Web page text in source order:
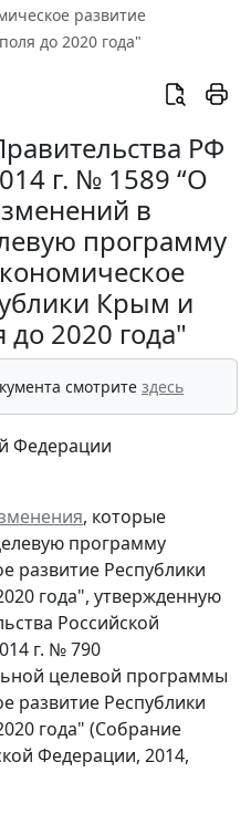
развитие
до 2020 года"
РФ
г. № 1589 “О
в
программу
Крым и
до 2020 года"
смотрите здесь
Федерации
, которые
программу
развитие Республики
года", утвержденную
Российской
г. № 790
целевой программы
развитие Республики
года" (Собрание
Федерации, 2014,